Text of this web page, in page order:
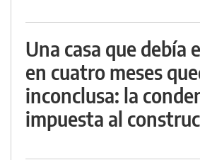
Una casa que debía
en cuatro meses
inconclusa: la
impuesta al